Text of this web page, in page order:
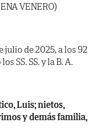
VENERO)
julio de 2025, a los 92
SS. SS. y la B. A.
Luis; nietos,
y demás familia,